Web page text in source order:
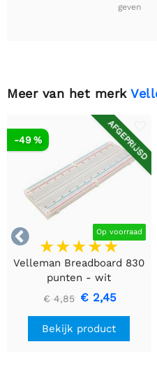
geven
Meer van het merk

AFGEPRIJSD
Op voorraad
-49 %
Velleman Breadboard 830
punten - wit
€ 4,85 € 2,45
Bekijk product